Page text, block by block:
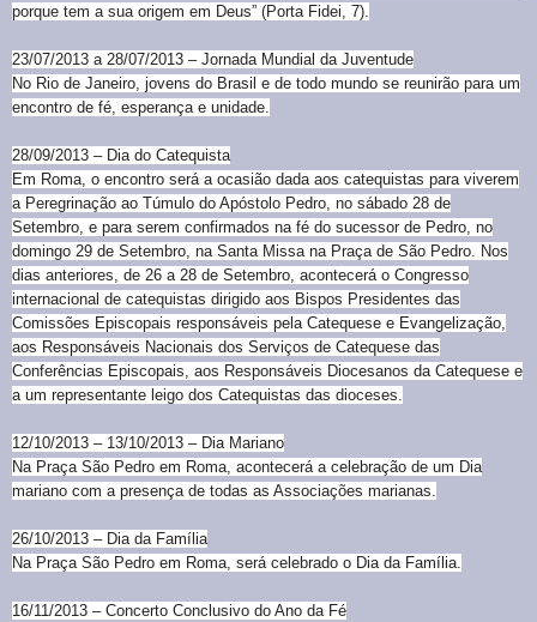
porque tem a sua origem em Deus” (Porta Fidei, 7).
23/07/2013 a 28/07/2013 – Jornada Mundial da Juventude
No Rio de Janeiro, jovens do Brasil e de todo mundo se reunirão para um
encontro de fé, esperança e unidade.
28/09/2013 – Dia do Catequista
Em Roma, o encontro será a ocasião dada aos catequistas para viverem
a Peregrinação ao Túmulo do Apóstolo Pedro, no sábado 28 de
Setembro, e para serem confirmados na fé do sucessor de Pedro, no
domingo 29 de Setembro, na Santa Missa na Praça de São Pedro. Nos
dias anteriores, de 26 a 28 de Setembro, acontecerá o Congresso
internacional de catequistas dirigido aos Bispos Presidentes das
Comissões Episcopais responsáveis pela Catequese e Evangelização,
aos Responsáveis Nacionais dos Serviços de Catequese das
Conferências Episcopais, aos Responsáveis Diocesanos da Catequese e
a um representante leigo dos Catequistas das dioceses.
12/10/2013 – 13/10/2013 – Dia Mariano
Na Praça São Pedro em Roma, acontecerá a celebração de um Dia
mariano com a presença de todas as Associações marianas.
26/10/2013 – Dia da Família
Na Praça São Pedro em Roma, será celebrado o Dia da Família.
16/11/2013 – Concerto Conclusivo do Ano da Fé